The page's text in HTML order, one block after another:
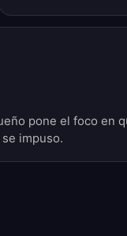
pone el foco en
impuso.